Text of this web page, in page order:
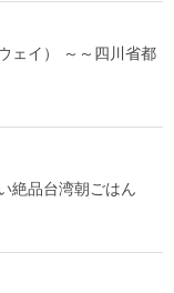
ェイ） ～～四川省都
絶品台湾朝ごはん